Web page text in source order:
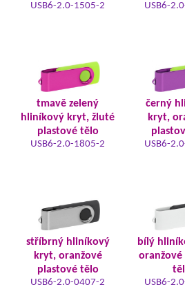
USB6-2.0-1505-2 USB6-
tmavě zelený
hliníkový kryt, žluté
plastové tělo
USB6-2.0-1805-2
černý
kryt,
USB6-
stříbrný hliníkový
kryt, oranžové
plastové tělo
USB6-2.0-0407-2
bílý
oranžové
USB6-